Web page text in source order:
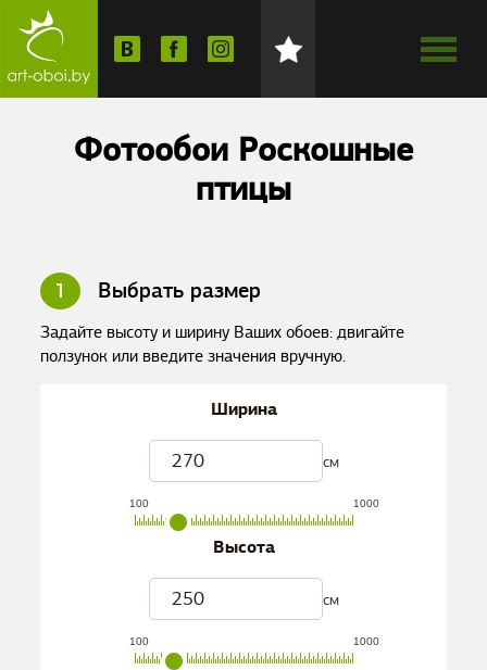
Фотообои Роскошные
птицы
1 Выбрать размер
Задайте высоту и ширину Ваших обоев: двигайте
ползунок или введите значения вручную.
Ширина
см
100 1000
Высота
см
100 1000